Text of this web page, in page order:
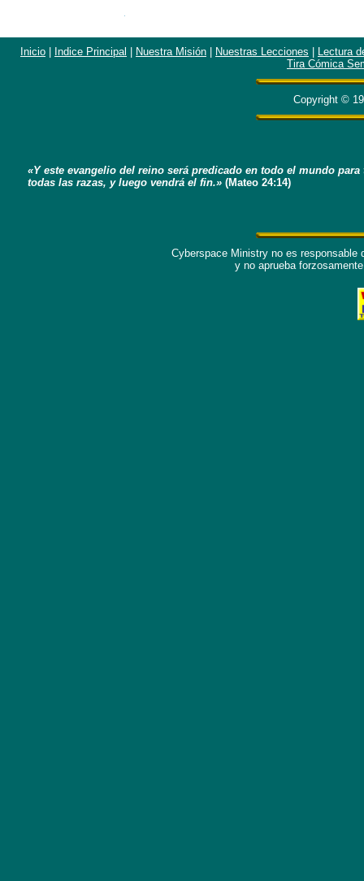
Inicio Indice Principal Nuestra Misión Nuestras Lecciones
Lectura
Tira Cómica
Copyright ©
«Y este evangelio del reino será predicado en todo el mundo
todas las razas, y luego vendrá el fin.» (Mateo 24:14)
Cyberspace Ministry no es
y no aprueba